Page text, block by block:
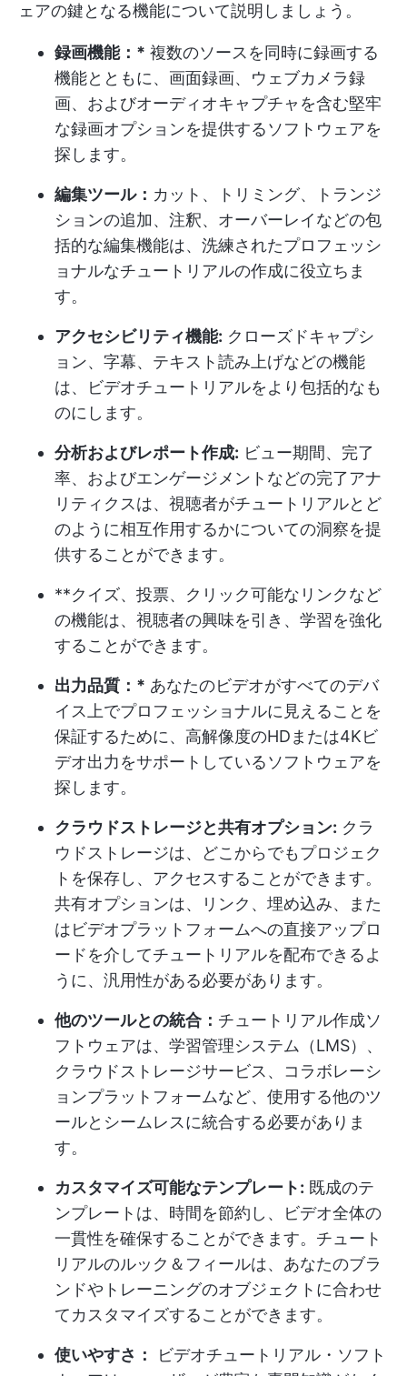
ェアの鍵となる機能について説明しましょう。
録画機能：* 複数のソースを同時に録画する
機能とともに、画面録画、ウェブカメラ録
画、およびオーディオキャプチャを含む堅牢
な録画オプションを提供するソフトウェアを
探します。
編集ツール： カット、トリミング、トランジ
ションの追加、注釈、オーバーレイなどの包
括的な編集機能は、洗練されたプロフェッシ
ョナルなチュートリアルの作成に役立ちま
す。
アクセシビリティ機能: クローズドキャプシ
ョン、字幕、テキスト読み上げなどの機能
は、ビデオチュートリアルをより包括的なも
のにします。
分析およびレポート作成: ビュー期間、完了
率、およびエンゲージメントなどの完了アナ
リティクスは、視聴者がチュートリアルとど
のように相互作用するかについての洞察を提
供することができます。
**クイズ、投票、クリック可能なリンクなど
の機能は、視聴者の興味を引き、学習を強化
することができます。
出力品質：* あなたのビデオがすべてのデバ
イス上でプロフェッショナルに見えることを
保証するために、高解像度のHDまたは4Kビ
デオ出力をサポートしているソフトウェアを
探します。
クラウドストレージと共有オプション: クラ
ウドストレージは、どこからでもプロジェク
トを保存し、アクセスすることができます。
共有オプションは、リンク、埋め込み、また
はビデオプラットフォームへの直接アップロ
ードを介してチュートリアルを配布できるよ
うに、汎用性がある必要があります。
他のツールとの統合： チュートリアル作成ソ
フトウェアは、学習管理システム（LMS）、
クラウドストレージサービス、コラボレーシ
ョンプラットフォームなど、使用する他のツ
ールとシームレスに統合する必要がありま
す。
カスタマイズ可能なテンプレート: 既成のテ
ンプレートは、時間を節約し、ビデオ全体の
一貫性を確保することができます。チュート
リアルのルック＆フィールは、あなたのブラ
ンドやトレーニングのオブジェクトに合わせ
てカスタマイズすることができます。
使いやすさ：
ビデオチュートリアル・ソフト